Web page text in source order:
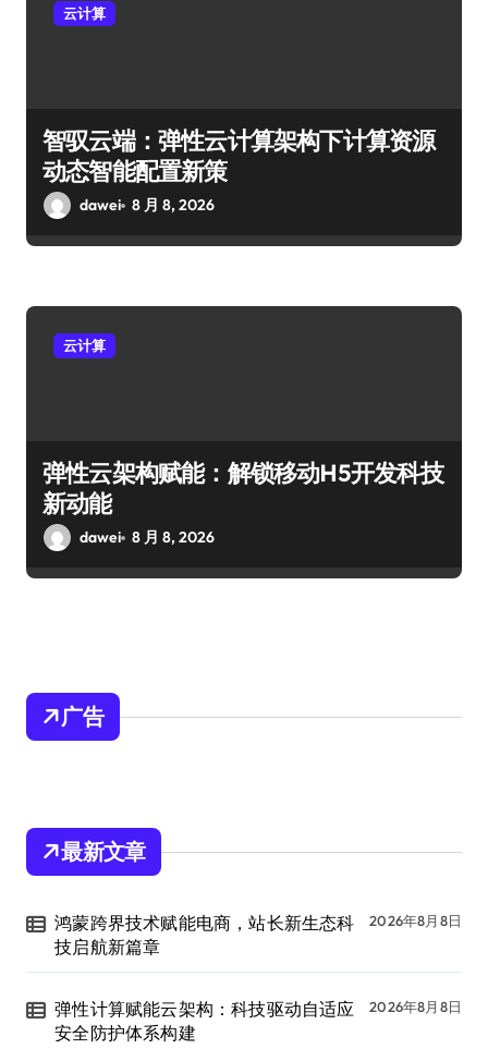
云计算
智驭云端：弹性云计算架构下计算资源
动态智能配置新策
dawei 8 月 8, 2026
云计算
弹性云架构赋能：解锁移动H5开发科技
新动能
dawei 8 月 8, 2026
广告
最新文章
鸿蒙跨界技术赋能电商，站长新生态科
技启航新篇章
2026年8月8日
弹性计算赋能云架构：科技驱动自适应
安全防护体系构建
2026年8月8日